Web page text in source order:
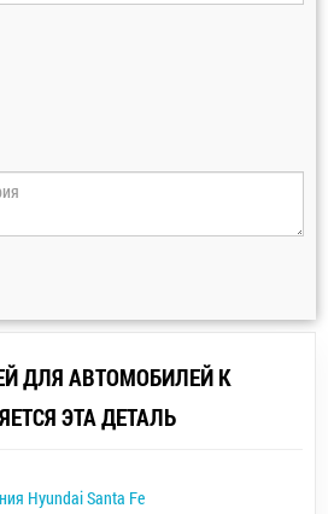
ДЛЯ АВТОМОБИЛЕЙ К
ЭТА ДЕТАЛЬ
Hyundai Santa Fe